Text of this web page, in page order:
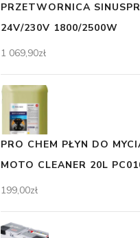
PRZETWORNICA
24V/230V 1800/2500W
1 069,90zł
PRO CHEM PŁYN DO
MOTO CLEANER 20L
199,00zł